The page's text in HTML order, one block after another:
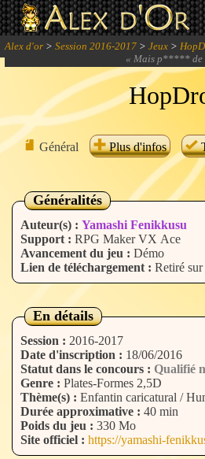
Session 2026
Archives
Communauté
Se connecter
S'inscrire
Alex d'or > Session 2016-2017 > Jeux >
« Mais p*****
Général Plus d'infos
Généralités
Auteur(s) : Yamashi Fenikkusu
Support : RPG Maker VX Ace
Avancement du jeu : Démo
Lien de téléchargement : Retiré
En détails
Session : 2016-2017
Date d'inscription : 18/06/2016
Statut dans le concours : Qualifié
Genre : Plates-Formes 2,5D
Thème(s) : Enfantin caricatural /
Durée approximative : 40 min
Poids du jeu : 330 Mo
Site officiel : https://yamashi-